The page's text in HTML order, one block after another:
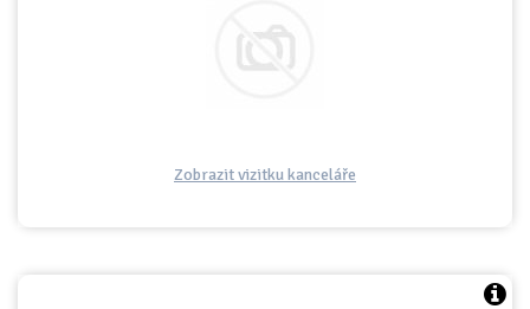
Zobrazit vizitku kanceláře